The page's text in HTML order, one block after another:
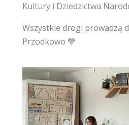
Kultury i Dziedzictwa
Wszystkie drogi prowadzą
Przodkowo 💙